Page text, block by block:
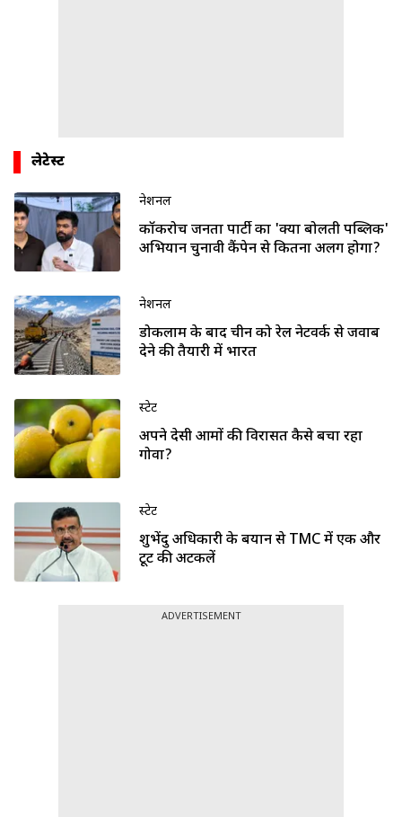
लेटेस्ट
नेशनल
कॉकरोच जनता पार्टी का 'क्या बोलती पब्लिक'
अभियान चुनावी कैंपेन से कितना अलग होगा?
नेशनल
डोकलाम के बाद चीन को रेल नेटवर्क से जवाब
देने की तैयारी में भारत
स्टेट
अपने देसी आमों की विरासत कैसे बचा रहा
गोवा?
स्टेट
शुभेंदु अधिकारी के बयान से TMC में एक और
टूट की अटकलें
ADVERTISEMENT